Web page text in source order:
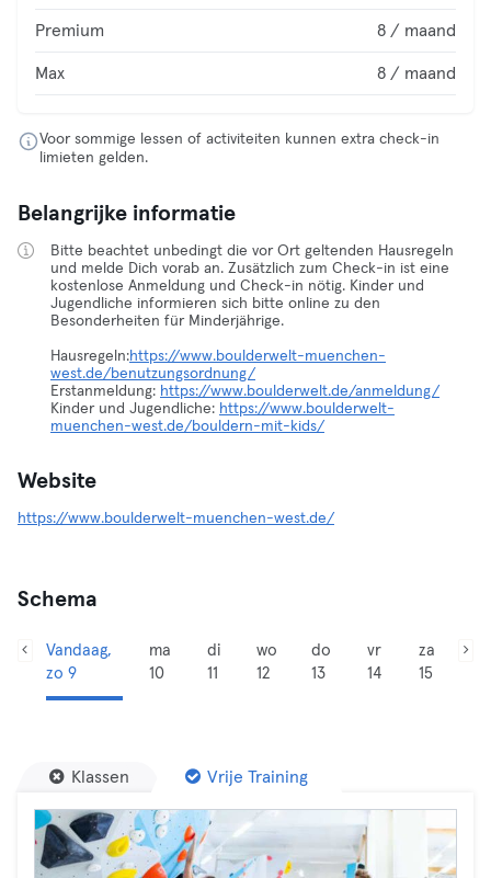
Premium 8 / maand
Max 8 / maand
Voor sommige lessen of activiteiten kunnen extra check-in
limieten gelden.
Belangrijke informatie
Bitte beachtet unbedingt die vor Ort geltenden Hausregeln
und melde Dich vorab an. Zusätzlich zum Check-in ist eine
kostenlose Anmeldung und Check-in nötig. Kinder und
Jugendliche informieren sich bitte online zu den
Besonderheiten für Minderjährige.
Hausregeln:https://www.boulderwelt-muenchen-
west.de/benutzungsordnung/
Erstanmeldung: https://www.boulderwelt.de/anmeldung/
Kinder und Jugendliche: https://www.boulderwelt-
muenchen-west.de/bouldern-mit-kids/
Website
https://www.boulderwelt-muenchen-west.de/
Schema
Vandaag,
zo 9
ma
10
di
11
wo
12
do
13
vr
14
za
15
Klassen Vrije Training